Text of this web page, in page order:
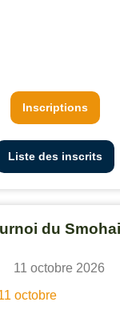
Inscriptions
Liste des inscrits
du
11 octobre 2026